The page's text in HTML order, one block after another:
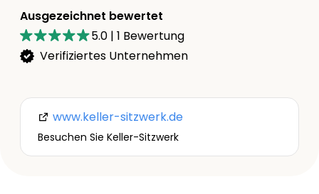
Ausgezeichnet bewertet
5.0 | 1 Bewertung
Verifiziertes Unternehmen
www.keller-sitzwerk.de
Besuchen Sie Keller-Sitzwerk